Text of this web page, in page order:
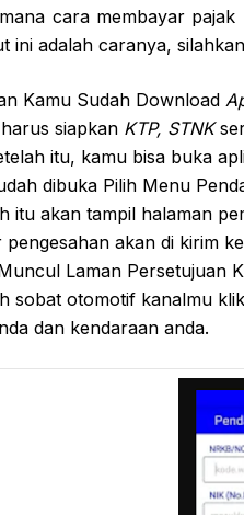
cara membayar
ini adalah caranya,
Kamu Sudah Download
siapkan KTP, STNK
itu, kamu bisa buka
dibuka Pilih Menu
itu akan tampil halaman
pengesahan akan di kirim
Laman Persetujuan
sobat otomotif kanalmu
dan kendaraan anda.